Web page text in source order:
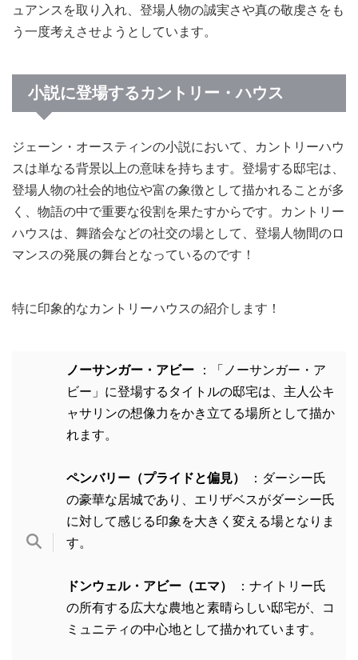
ュアンスを取り入れ、登場人物の誠実さや真の敬虔さをも
う一度考えさせようとしています。
小説に登場するカントリー・ハウス
ジェーン・オースティンの小説において、カントリーハウ
スは単なる背景以上の意味を持ちます。登場する邸宅は、
登場人物の社会的地位や富の象徴として描かれることが多
く、物語の中で重要な役割を果たすからです。カントリー
ハウスは、舞踏会などの社交の場として、登場人物間のロ
マンスの発展の舞台となっているのです！
特に印象的なカントリーハウスの紹介します！
ノーサンガー・アビー：「ノーサンガー・ア
ビー」に登場するタイトルの邸宅は、主人公キ
ャサリンの想像力をかき立てる場所として描か
れます。
ペンバリー（プライドと偏見）
：ダーシー氏
の豪華な居城であり、エリザベスがダーシー氏
に対して感じる印象を大きく変える場となりま
す。
ドンウェル・アビー（エマ）
：ナイトリー氏
の所有する広大な農地と素晴らしい邸宅が、コ
ミュニティの中心地として描かれています。